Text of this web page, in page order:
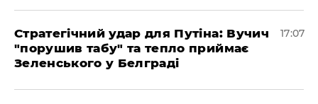
Стратегічний удар для Путіна: Вучич
"порушив табу" та тепло приймає
Зеленського у Белграді
17:07